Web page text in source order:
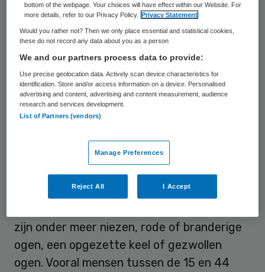
De studie is uitgevoerd in opdracht van het
ministerie van Landbouw, Natuur en
Voedselkwaliteit (LNV)
. De onderzoekers
hebben de kosten van middeltjes die
patiënten zelf kopen bij bijvoorbeeld drogist
of supermarkt nog niet eens meegerekend.
Klachten hooikoorts
Hooikoortsspeelt vooral in het voorjaar op.
Het treft mensen die allergisch zijn voor
zijn onder meer niezen, rode of branderige
ogen, een opgezette keel of gezwollen
ogen. Vooral mensen tussen de 15 en 44
bottom of the webpage. Your choices will have effect within our Website. For
more details, refer to our Privacy Policy.
Privacy Statement
Would you rather not? Then we only place essential and statistical cookies,
these do not record any data about you as a person
We and our partners process data to provide:
Use precise geolocation data. Actively scan device characteristics for
identification. Store and/or access information on a device. Personalised
advertising and content, advertising and content measurement, audience
research and services development.
List of Partners (vendors)
Manage Preferences
Reject All I Accept